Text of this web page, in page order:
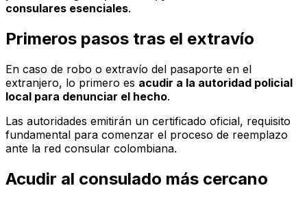
consulares esenciales.
Primeros pasos tras el extravío
En caso de robo o extravío del pasaporte en el
extranjero, lo primero es acudir a la autoridad policial
local para denunciar el hecho.
Las autoridades emitirán un certificado oficial, requisito
fundamental para comenzar el proceso de reemplazo
ante la red consular colombiana.
Acudir al consulado más cercano